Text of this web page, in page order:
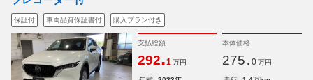
保証付 車両品質保証書付 購入プラン付き
支払総額
292.1 万円
本体価格
275. 0 万円